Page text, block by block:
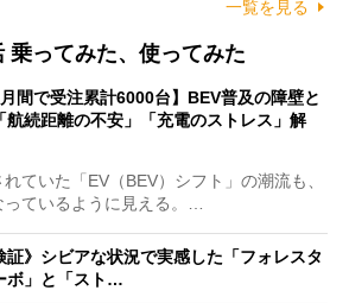
一覧を見る
乗ってみた、使ってみた
月間で受注累計6000台】BEV普及の障壁と
航続距離の不安」「充電のストレス」解
ていた「EV（BEV）シフト」の潮流も、
っているように見える。…
証》シビアな状況で実感した「フォレスタ
ボ」と「スト…